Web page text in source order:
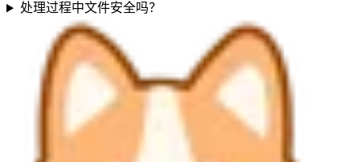
处理过程中文件安全吗？